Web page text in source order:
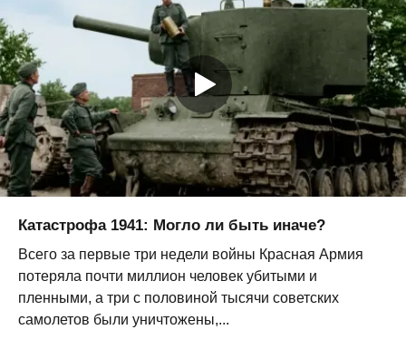
Катастрофа 1941: Могло ли быть иначе?
Всего за первые три недели войны Красная Армия
потеряла почти миллион человек убитыми и
пленными, а три с половиной тысячи советских
самолетов были уничтожены,...